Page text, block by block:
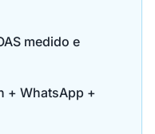
medido e
+ WhatsApp +